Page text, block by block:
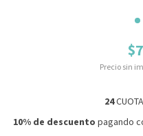
Precio sin
24
10% de descuento pagando